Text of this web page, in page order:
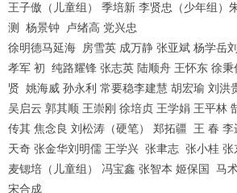
王子傲（儿童组） 季培新 李贤忠（少年组）
测 杨景钟 卢绪高 党兴忠
徐明德马延海 房雪英 成万静 张亚斌 杨学岳
孝军 初 纯路耀锋 张志英 陆顺舟 王怀东 徐
贤 姚海威 孙永利 常要稳李建慧 胡宏瑜 刘洪
吴启云 郭其顺 王崇刚 徐培贞 王学娟 王平林
传其 焦念良 刘松涛（硬笔） 郑拓疆 王 春 李
天奇 张金华刘明儒 王学兴 张聿志 张小桂 张
麦锶培（儿童组） 冯宝鑫 张智本 姬保国
宋合成